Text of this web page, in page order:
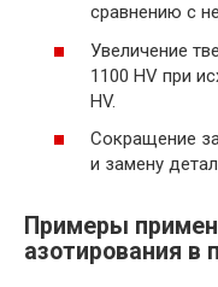
сравнению с
Увеличение
1100 HV при
HV.
Сокращение
и замену
Примеры
азотирования